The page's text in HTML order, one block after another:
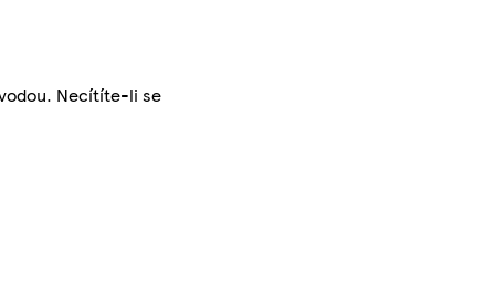
Necítíte-li se